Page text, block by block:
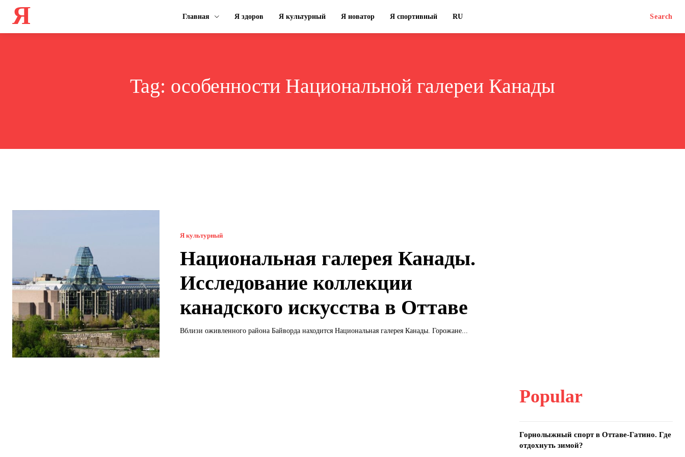
Я Главная Я здоров Я культурный Я новатор Я спортивный RU Search
Tag: особенности Национальной галереи Канады
Я культурный
Национальная галерея Канады.
Исследование коллекции
канадского искусства в Оттаве
Вблизи оживленного района Байворда находится Национальная галерея Канады. Горожане...
Popular
Горнолыжный спорт в Оттаве-Гатино. Где
отдохнуть зимой?